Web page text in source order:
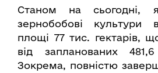
Станом на сьогодні,
зернобобові культури
площі 77 тис. гектарів,
від запланованих
Зокрема, повністю